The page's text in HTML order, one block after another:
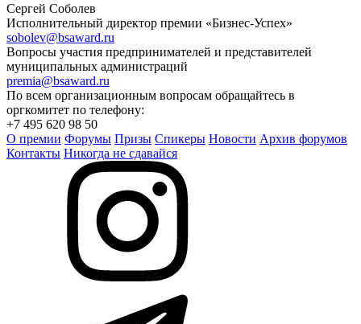
Сергей Соболев
Исполнительный директор премии «Бизнес-Успех»
sobolev@bsaward.ru
Вопросы участия предпринимателей и представителей
муниципальных администраций
premia@bsaward.ru
По всем организационным вопросам обращайтесь в
оргкомитет по телефону:
+7 495 620 98 50
О премии Форумы Призы Спикеры Новости Архив форумов
Контакты Никогда не сдавайся